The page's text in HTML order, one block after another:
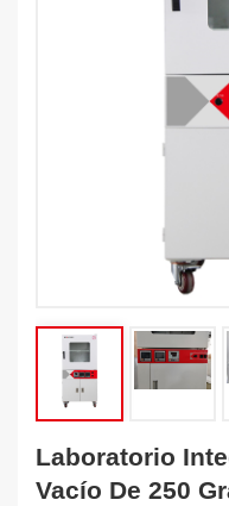
Laboratorio
Vacío De 250